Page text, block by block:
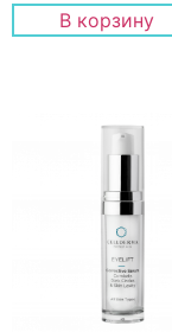
В корзину